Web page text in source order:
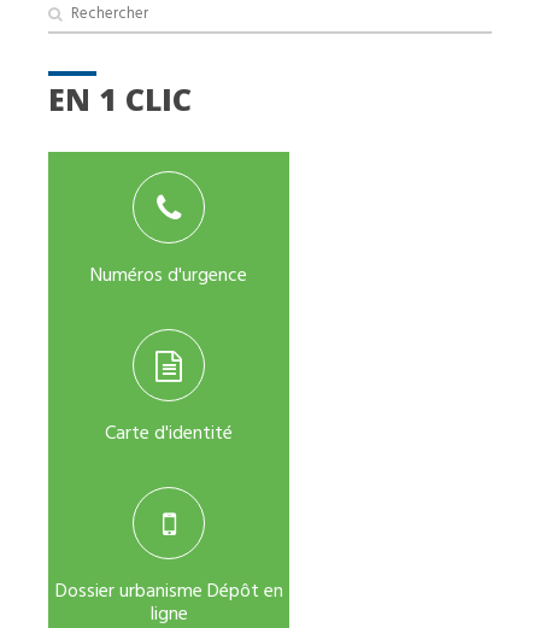
EN 1 CLIC
Numéros d'urgence
Carte d'identité
Dossier urbanisme Dépôt en
ligne